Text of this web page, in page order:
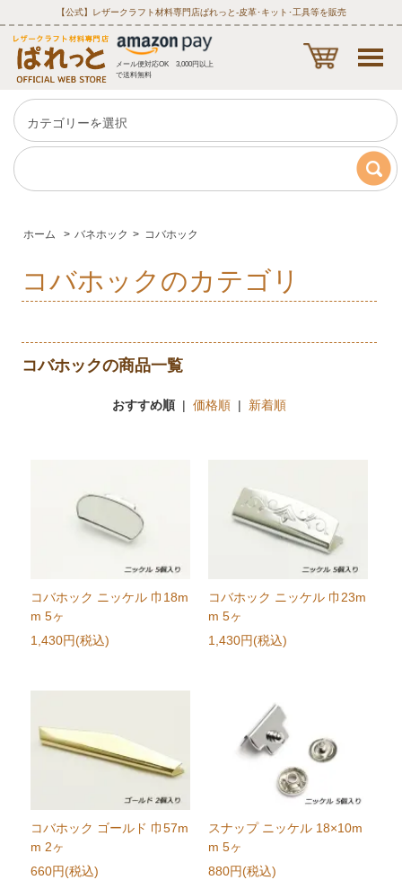
【公式】レザークラフト材料専門店ぱれっと‐皮革･キット･工具等を販売
メール便対応OK 3,000円以上
で送料無料
ホーム > バネホック > コバホック
コバホックのカテゴリ
コバホックの商品一覧
おすすめ順| 価格順| 新着順
コバホック ニッケル 巾18m
m 5ヶ
1,430円(税込)
コバホック ニッケル 巾23m
m 5ヶ
1,430円(税込)
コバホック ゴールド 巾57m
m 2ヶ
660円(税込)
スナップ ニッケル 18×10m
m 5ヶ
880円(税込)